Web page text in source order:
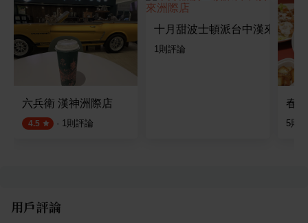
六兵衛 漢神洲際店
4.5 · 1則評論
十月甜波士頓派台中漢來洲際店
1則評論
春
5則
用戶評論